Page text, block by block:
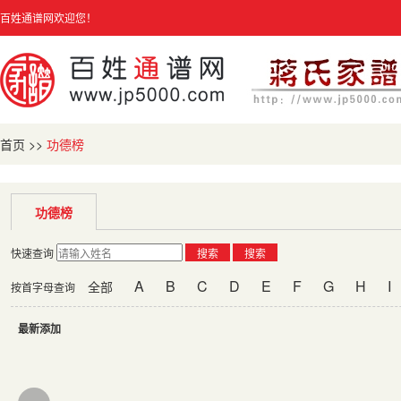
百姓通谱网欢迎您！
首页 >> 功德榜
功德榜
快速查询 搜索 搜索
按首字母查询 全部 A B C D E F G H I
最新添加